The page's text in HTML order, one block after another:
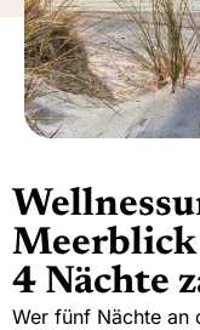
Meerblick
4 Nächte
Wer fünf Nächte an